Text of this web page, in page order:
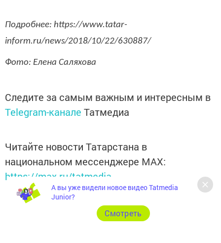
Подробнее: https://www.tatar-
inform.ru/news/2018/10/22/630887/
Фото: Елена Саляхова
Следите за самым важным и интересным в
Telegram-канале Татмедиа
Читайте новости Татарстана в
национальном мессенджере MАХ:
https://max.ru/tatmedia
А вы уже видели новое видео Tatmedia
Junior?
Cмотреть